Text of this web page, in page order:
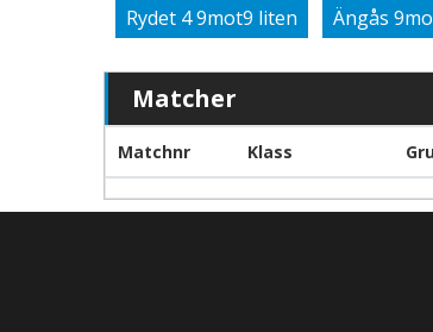
Rydet 4 9mot9 liten
Ängås
Matcher
Matchnr Klass